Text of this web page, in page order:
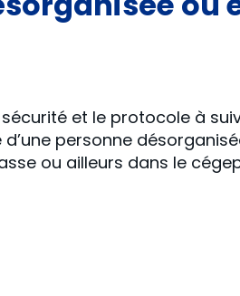
et le protocole à
d’une personne
ou ailleurs dans le c